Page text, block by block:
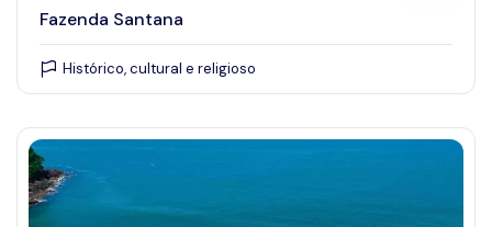
Fazenda Santana
Histórico, cultural e religioso